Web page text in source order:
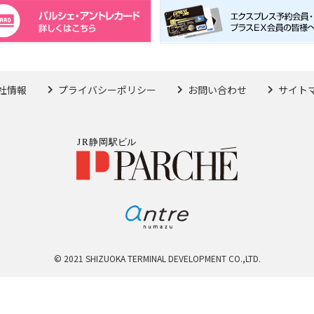
情報 プライバシーポリシー お問い合わせ サイト
© 2021 SHIZUOKA TERMINAL DEVELOPMENT CO.,LTD.